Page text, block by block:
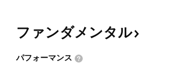
ファンダメンタル
パフォーマンス